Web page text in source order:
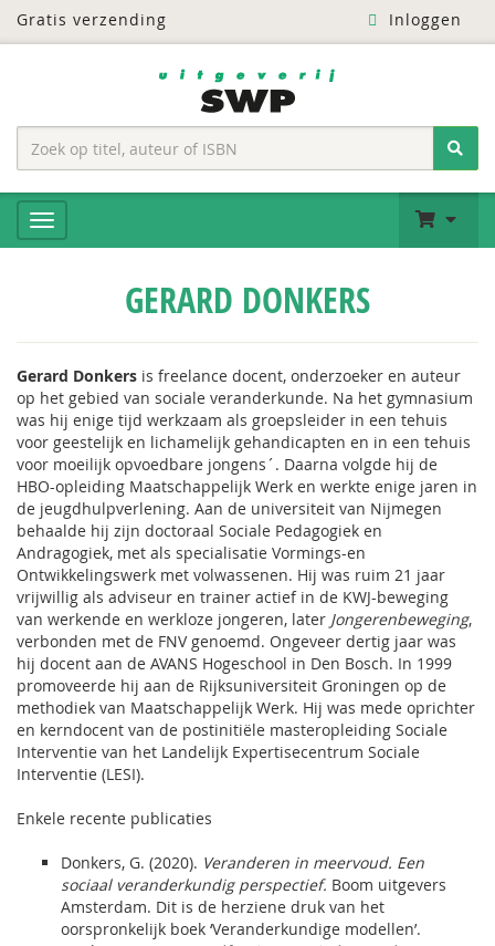
Gratis verzending Inloggen
GERARD DONKERS
Gerard Donkers is freelance docent, onderzoeker en auteur
op het gebied van sociale veranderkunde. Na het gymnasium
was hij enige tijd werkzaam als groepsleider in een tehuis
voor geestelijk en lichamelijk gehandicapten en in een tehuis
voor moeilijk opvoedbare jongens´. Daarna volgde hij de
HBO-opleiding Maatschappelijk Werk en werkte enige jaren in
de jeugdhulpverlening. Aan de universiteit van Nijmegen
behaalde hij zijn doctoraal Sociale Pedagogiek en
Andragogiek, met als specialisatie Vormings-en
Ontwikkelingswerk met volwassenen. Hij was ruim 21 jaar
vrijwillig als adviseur en trainer actief in de KWJ-beweging
van werkende en werkloze jongeren, later Jongerenbeweging,
verbonden met de FNV genoemd. Ongeveer dertig jaar was
hij docent aan de AVANS Hogeschool in Den Bosch. In 1999
promoveerde hij aan de Rijksuniversiteit Groningen op de
methodiek van Maatschappelijk Werk. Hij was mede oprichter
en kerndocent van de postinitiële masteropleiding Sociale
Interventie van het Landelijk Expertisecentrum Sociale
Interventie (LESI).
Enkele recente publicaties
Donkers, G. (2020). Veranderen in meervoud. Een
sociaal veranderkundig perspectief. Boom uitgevers
Amsterdam. Dit is de herziene druk van het
oorspronkelijk boek ‘Veranderkundige modellen’.